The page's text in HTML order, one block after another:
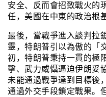
安全、反而會招致戰火的
任，美國在中東的政治根
最後，當戰爭進入談判拉
靈，特朗普引以為傲的「
初，特朗普秉持一貫的極
擊、武力威懾逼迫伊朗妥
未能通過戰爭達到目標後
通過外交手段鎖定戰果。